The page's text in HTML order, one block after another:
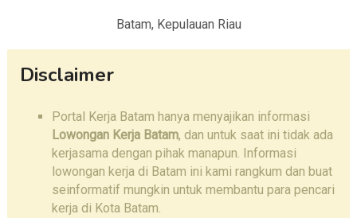
Batam, Kepulauan Riau
Disclaimer
Portal Kerja Batam hanya menyajikan informasi
Lowongan Kerja Batam, dan untuk saat ini tidak ada
kerjasama dengan pihak manapun. Informasi
lowongan kerja di Batam ini kami rangkum dan buat
seinformatif mungkin untuk membantu para pencari
kerja di Kota Batam.